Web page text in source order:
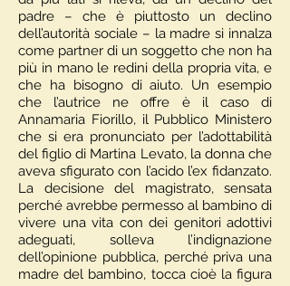
padre – che è piuttosto un declino
dell’autorità sociale – la madre si innalza
come partner di un soggetto che non ha
più in mano le redini della propria vita, e
che ha bisogno di aiuto. Un esempio
che l’autrice ne offre è il caso di
Annamaria Fiorillo, il Pubblico Ministero
che si era pronunciato per l’adottabilità
del figlio di Martina Levato, la donna che
aveva sfigurato con l’acido l’ex fidanzato.
La decisione del magistrato, sensata
perché avrebbe permesso al bambino di
vivere una vita con dei genitori adottivi
adeguati, solleva l’indignazione
dell’opinione pubblica, perché priva una
madre del bambino, tocca cioè la figura